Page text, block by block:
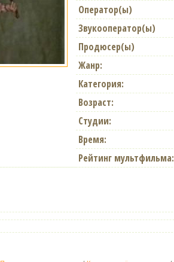
Оператор(ы)
Звукооператор(ы)
Продюсер(ы)
Жанр:
Категория:
Возраст:
Студии:
Время:
Рейтинг мультфильма: